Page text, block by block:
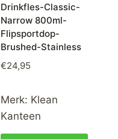
Drinkfles-Classic-
Narrow 800ml-
Flipsportdop-
Brushed-Stainless
€24,95
Merk: Klean
Kanteen